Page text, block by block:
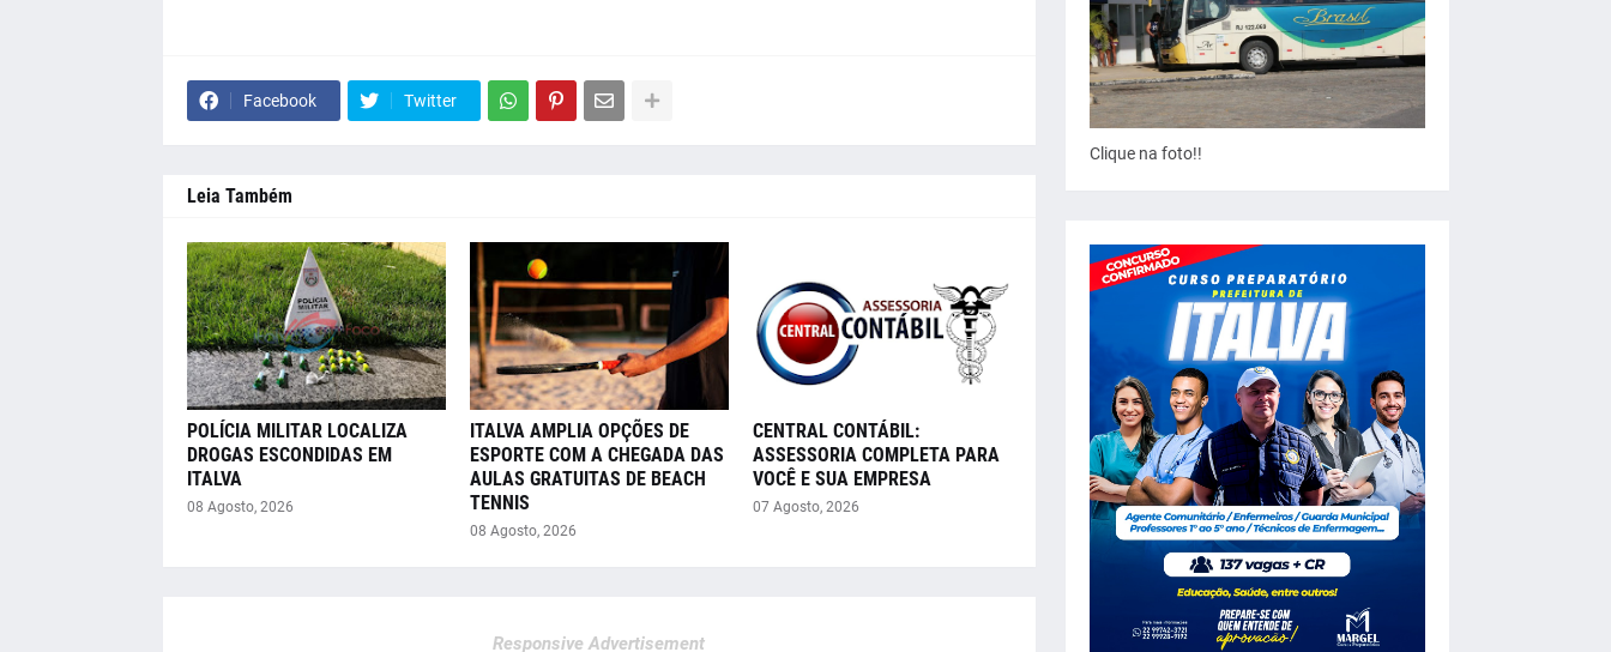
Facebook Twitter
Leia Também
POLÍCIA MILITAR LOCALIZA
DROGAS ESCONDIDAS EM
ITALVA
08 Agosto, 2026
ITALVA AMPLIA OPÇÕES DE
ESPORTE COM A CHEGADA DAS
AULAS GRATUITAS DE BEACH
TENNIS
08 Agosto, 2026
CENTRAL CONTÁBIL:
ASSESSORIA COMPLETA PARA
VOCÊ E SUA EMPRESA
07 Agosto, 2026
Responsive Advertisement
Clique na foto!!